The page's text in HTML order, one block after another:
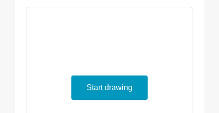
Start drawing